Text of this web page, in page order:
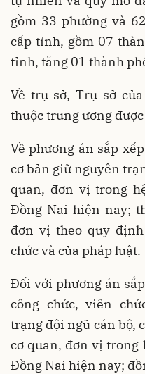
gồm 33 phường và
cấp tỉnh, gồm 07
tỉnh, tăng 01 thành
Về trụ sở, Trụ sở
thuộc trung ương
Về phương án sắp
cơ bản giữ nguyên
quan, đơn vị trong
Đồng Nai hiện nay;
đơn vị theo quy
chức và của pháp luật.
Đối với phương án
công chức, viên
trạng đội ngũ cán bộ,
cơ quan, đơn vị
Đồng Nai hiện nay;